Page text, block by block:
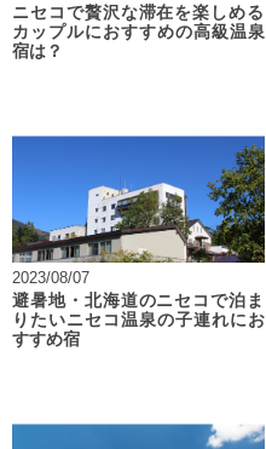
ニセコで贅沢な滞在を楽しめる
カップルにおすすめの高級温泉
宿は？
2023/08/07
避暑地・北海道のニセコで泊ま
りたいニセコ温泉の子連れにお
すすめ宿